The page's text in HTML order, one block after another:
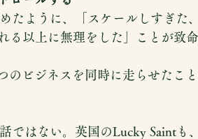
たように、「スケールしすぎた
る以上に無理をした」ことが致命
のビジネスを同時に走らせたこ
ではない。英国のLucky Saintも